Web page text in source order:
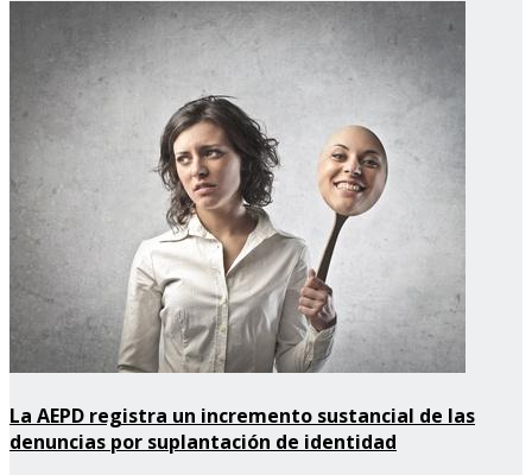
La AEPD registra un incremento sustancial de las
denuncias por suplantación de identidad